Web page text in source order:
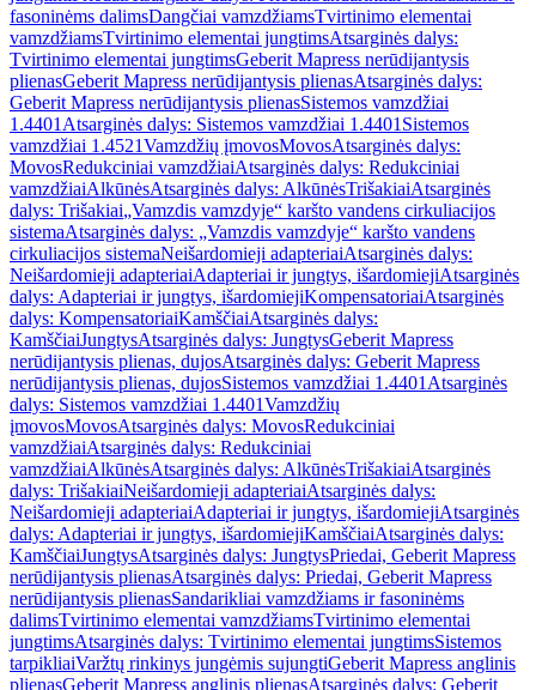
fasoninėms dalimsDangčiai vamzdžiamsTvirtinimo elementai
vamzdžiamsTvirtinimo elementai jungtimsAtsarginės dalys:
Tvirtinimo elementai jungtimsGeberit Mapress nerūdijantysis
plienasGeberit Mapress nerūdijantysis plienasAtsarginės dalys:
Geberit Mapress nerūdijantysis plienasSistemos vamzdžiai
1.4401 Atsarginės dalys: Sistemos vamzdžiai 1.4401 Sistemos
vamzdžiai 1.4521Vamzdžių įmovosMovosAtsarginės dalys:
MovosRedukciniai vamzdžiaiAtsarginės dalys: Redukciniai
vamzdžiaiAlkūnėsAtsarginės dalys: AlkūnėsTrišakiaiAtsarginės
dalys: Trišakiai„Vamzdis vamzdyje“ karšto vandens cirkuliacijos
sistemaAtsarginės dalys: „Vamzdis vamzdyje“ karšto vandens
cirkuliacijos sistemaNeišardomieji adapteriaiAtsarginės dalys:
Neišardomieji adapteriaiAdapteriai ir jungtys, išardomiejiAtsarginės
dalys: Adapteriai ir jungtys, išardomiejiKompensatoriaiAtsarginės
dalys: KompensatoriaiKamščiaiAtsarginės dalys:
KamščiaiJungtysAtsarginės dalys: JungtysGeberit Mapress
nerūdijantysis plienas, dujosAtsarginės dalys: Geberit Mapress
nerūdijantysis plienas, dujosSistemos vamzdžiai 1.4401 Atsarginės
dalys: Sistemos vamzdžiai 1.4401Vamzdžių
įmovosMovosAtsarginės dalys: MovosRedukciniai
vamzdžiaiAtsarginės dalys: Redukciniai
vamzdžiaiAlkūnėsAtsarginės dalys: AlkūnėsTrišakiaiAtsarginės
dalys: TrišakiaiNeišardomieji adapteriaiAtsarginės dalys:
Neišardomieji adapteriaiAdapteriai ir jungtys, išardomiejiAtsarginės
dalys: Adapteriai ir jungtys, išardomiejiKamščiaiAtsarginės dalys:
KamščiaiJungtysAtsarginės dalys: JungtysPriedai, Geberit Mapress
nerūdijantysis plienasAtsarginės dalys: Priedai, Geberit Mapress
nerūdijantysis plienasSandarikliai vamzdžiams ir fasoninėms
dalimsTvirtinimo elementai vamzdžiamsTvirtinimo elementai
jungtimsAtsarginės dalys: Tvirtinimo elementai jungtimsSistemos
tarpikliaiVaržtų rinkinys jungėmis sujungtiGeberit Mapress anglinis
plienasGeberit Mapress anglinis plienasAtsarginės dalys: Geberit